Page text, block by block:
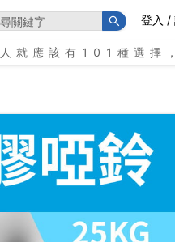
登入 /
就應該有101種選擇